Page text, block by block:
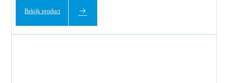
Bekijk product